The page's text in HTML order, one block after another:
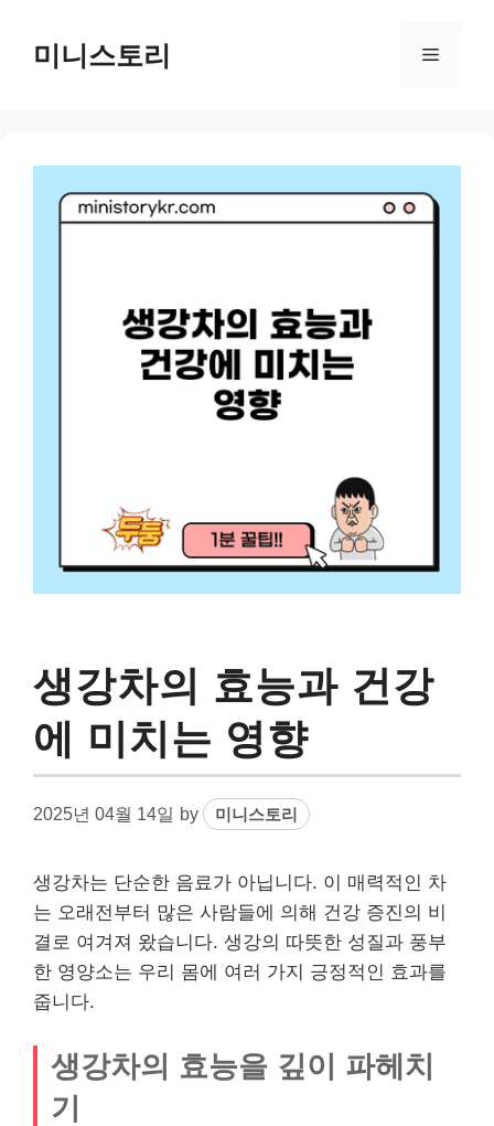
content미니스토리 Menu
생강차의 효능과 건강
에 미치는 영향
2025년 04월 14일 by 미니스토리
생강차는 단순한 음료가 아닙니다. 이 매력적인 차
는 오래전부터 많은 사람들에 의해 건강 증진의 비
결로 여겨져 왔습니다. 생강의 따뜻한 성질과 풍부
한 영양소는 우리 몸에 여러 가지 긍정적인 효과를
줍니다.
생강차의 효능을 깊이 파헤치
기